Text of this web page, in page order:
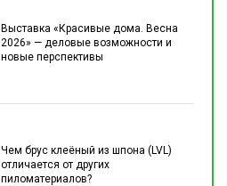
Выставка «Красивые дома. Весна
2026» — деловые возможности и
новые перспективы
Чем брус клеёный из шпона (LVL)
отличается от других
пиломатериалов?